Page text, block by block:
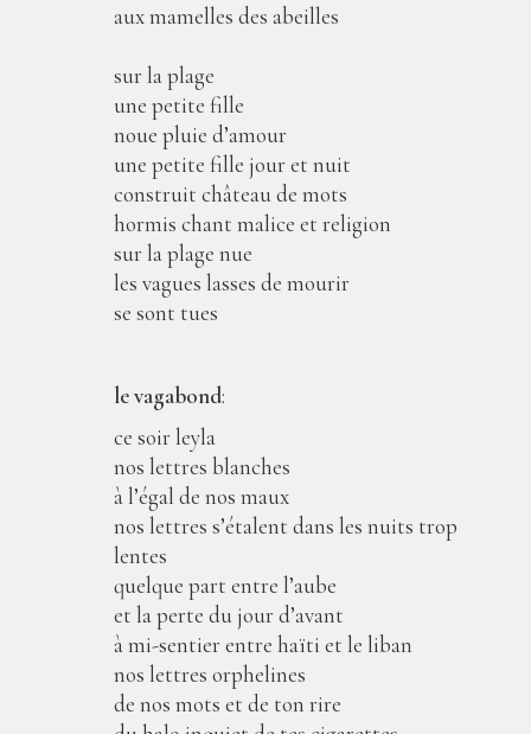
aux mamelles des abeilles
sur la plage
une petite fille
noue pluie d’amour
une petite fille jour et nuit
construit château de mots
hormis chant malice et religion
sur la plage nue
les vagues lasses de mourir
se sont tues
le vagabond:
ce soir leyla
nos lettres blanches
à l’égal de nos maux
nos lettres s’étalent dans les nuits trop
lentes
quelque part entre l’aube
et la perte du jour d’avant
à mi-sentier entre haїti et le liban
nos lettres orphelines
de nos mots et de ton rire